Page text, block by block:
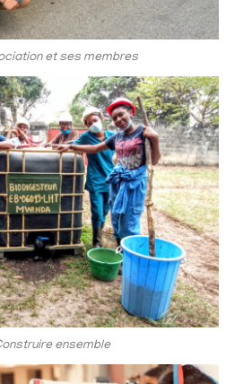
et ses membres
ensemble